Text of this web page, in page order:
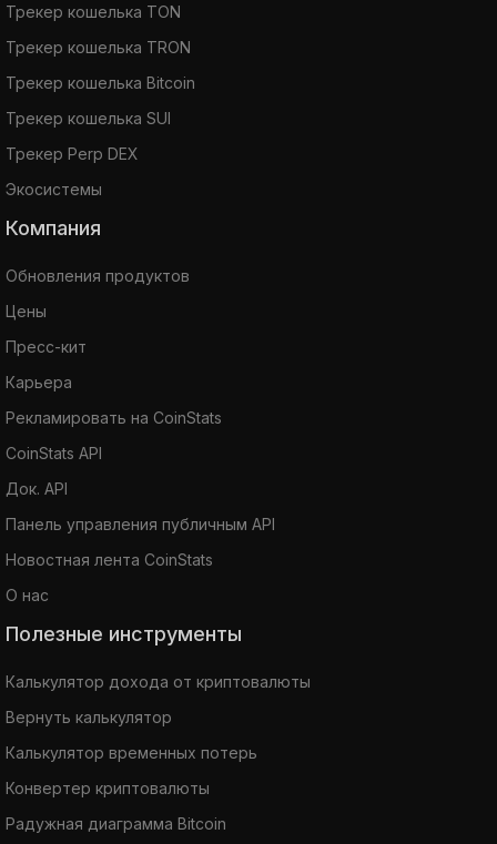
Трекер кошелька TON
Трекер кошелька TRON
Трекер кошелька Bitcoin
Трекер кошелька SUI
Трекер Perp DEX
Экосистемы
Компания
Обновления продуктов
Цены
Пресс-кит
Карьера
Рекламировать на CoinStats
CoinStats API
Док. API
Панель управления публичным API
Новостная лента CoinStats
О нас
Полезные инструменты
Калькулятор дохода от криптовалюты
Вернуть калькулятор
Калькулятор временных потерь
Конвертер криптовалюты
Радужная диаграмма Bitcoin